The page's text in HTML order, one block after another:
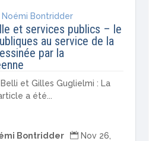
Bontridder
et services publics – le
au service de la
par la
et Gilles Guglielmi : La
a été...
Bontridder  Nov 26,